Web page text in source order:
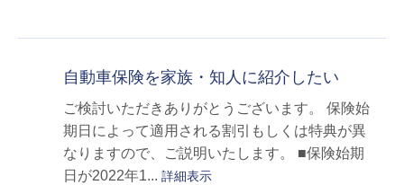
自動車保険を家族・知人に紹介したい
ご検討いただきありがとうございます。 保険始
期日によって適用される割引もしくは特典が異
なりますので、ご説明いたします。 ■保険始期
日が2022年1... 詳細表示